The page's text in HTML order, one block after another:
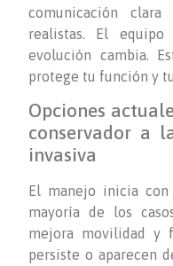
comunicación
realistas. El
evolución cambia.
protege tu función y
Opciones
conservador a
invasiva
El manejo inicia con
mayoría de los
mejora movilidad y
persiste o aparecen